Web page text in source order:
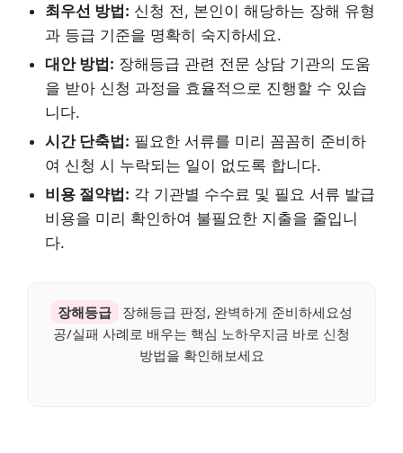
최우선 방법: 신청 전, 본인이 해당하는 장해 유형
과 등급 기준을 명확히 숙지하세요.
대안 방법: 장해등급 관련 전문 상담 기관의 도움
을 받아 신청 과정을 효율적으로 진행할 수 있습
니다.
시간 단축법: 필요한 서류를 미리 꼼꼼히 준비하
여 신청 시 누락되는 일이 없도록 합니다.
비용 절약법: 각 기관별 수수료 및 필요 서류 발급
비용을 미리 확인하여 불필요한 지출을 줄입니
다.
장해등급
장해등급 판정, 완벽하게 준비하세요성
공/실패 사례로 배우는 핵심 노하우지금 바로 신청
방법을 확인해보세요